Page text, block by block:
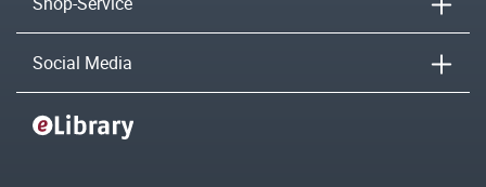
Social Media